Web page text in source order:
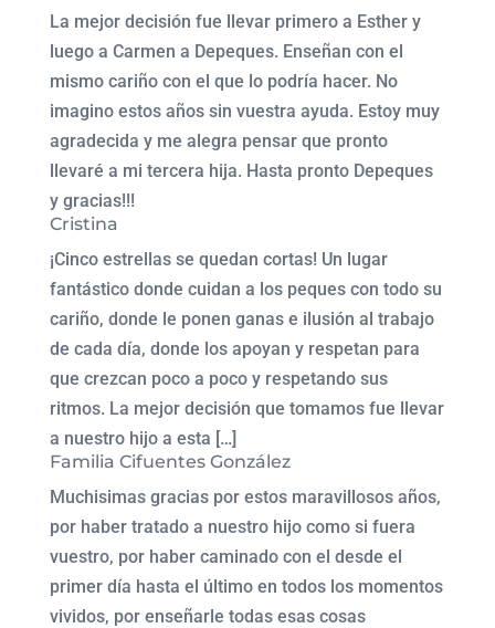
La mejor decisión fue llevar primero a Esther y
luego a Carmen a Depeques. Enseñan con el
mismo cariño con el que lo podría hacer. No
imagino estos años sin vuestra ayuda. Estoy muy
agradecida y me alegra pensar que pronto
llevaré a mi tercera hija. Hasta pronto Depeques
y gracias!!!
Cristina
¡Cinco estrellas se quedan cortas! Un lugar
fantástico donde cuidan a los peques con todo su
cariño, donde le ponen ganas e ilusión al trabajo
de cada día, donde los apoyan y respetan para
que crezcan poco a poco y respetando sus
ritmos. La mejor decisión que tomamos fue llevar
a nuestro hijo a esta […]
Familia Cifuentes González
Muchisimas gracias por estos maravillosos años,
por haber tratado a nuestro hijo como si fuera
vuestro, por haber caminado con el desde el
primer día hasta el último en todos los momentos
vividos, por enseñarle todas esas cosas